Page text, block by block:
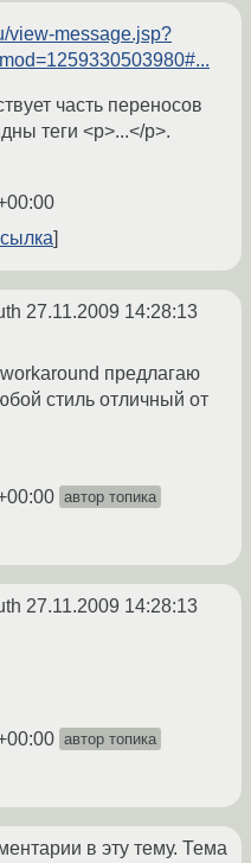
view-message.jsp?
часть переносов
теги <p>...</p>.
27.11.2009 14:28:13
предлагаю
стиль отличный от
автор топика
27.11.2009 14:28:13
автор топика
в эту тему. Тема